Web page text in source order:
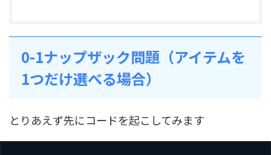
0-1ナップザック問題（アイテムを
1つだけ選べる場合）
とりあえず先にコードを起こしてみます